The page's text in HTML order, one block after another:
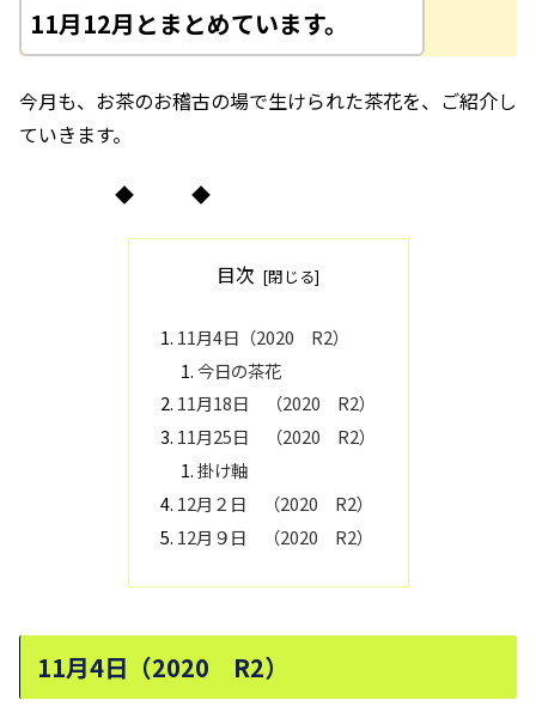
11月12月とまとめています。
今月も、お茶のお稽古の場で生けられた茶花を、ご紹介し
ていきます。
◆ ◆
目次
11月4日（2020 R2）
今日の茶花
11月18日 （2020 R2）
11月25日 （2020 R2）
掛け軸
12月２日 （2020 R2）
12月９日 （2020 R2）
11月4日（2020 R2）